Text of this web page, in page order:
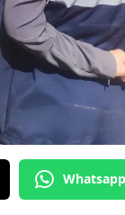
Erzincan
Erzurum
Eskişehir
Gaziantep
Giresun
Gümüşhane